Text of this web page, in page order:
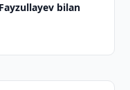
bilan